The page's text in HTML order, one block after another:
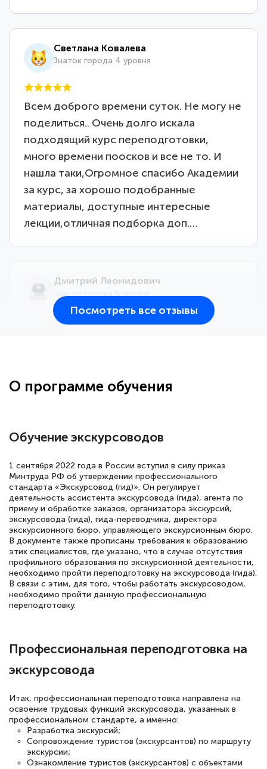
Светлана Ковалева
Знаток города 4 уровня
Всем доброго времени суток. Не могу не
поделиться.. Очень долго искала
подходящий курс переподготовки,
много времени поосков и все не то. И
нашла таки,Огромное спасибо Академии
за курс, за хорошо подобранные
материалы, доступные интересные
лекции,отличная подборка доп.…
Дмитрий Леонидович
большое количество методических
Елена Кравченко
Знаток города 5 уровня
18 марта 2026
Выражаю благодарность за курс
повышения квалификации "Эксперт ЕГЭ по
русскому языку и литературе". Много
полезных материалов помогли
подготовиться к тестированию. Это
достаточно. Курс помогает пройти
аттестацию в школе. Спасибо!
Евгения Коротких
Знаток города 2 уровня
Посмотреть все отзывы
О программе обучения
Обучение экскурсоводов
1 сентября 2022 года в России вступил в силу приказ
Минтруда РФ об утверждении профессионального
стандарта «Экскурсовод (гид)». Он регулирует
деятельность ассистента экскурсовода (гида), агента по
приему и обработке заказов, организатора экскурсий,
экскурсовода (гида), гида-переводчика, директора
экскурсионного бюро, управляющего экскурсионным бюро.
В документе также прописаны требования к образованию
этих специалистов, где указано, что в случае отсутствия
профильного образования по экскурсионной деятельности,
необходимо пройти переподготовку на экскурсовода (гида).
В связи с этим, для того, чтобы работать экскурсоводом,
необходимо пройти данную профессиональную
переподготовку.
Профессиональная переподготовка на
экскурсовода
Итак, профессиональная переподготовка направлена на
освоение трудовых функций экскурсовода, указанных в
профессиональном стандарте, а именно:
Разработка экскурсий;
Сопровождение туристов (экскурсантов) по маршруту
экскурсии;
Ознакомление туристов (экскурсантов) с объектами